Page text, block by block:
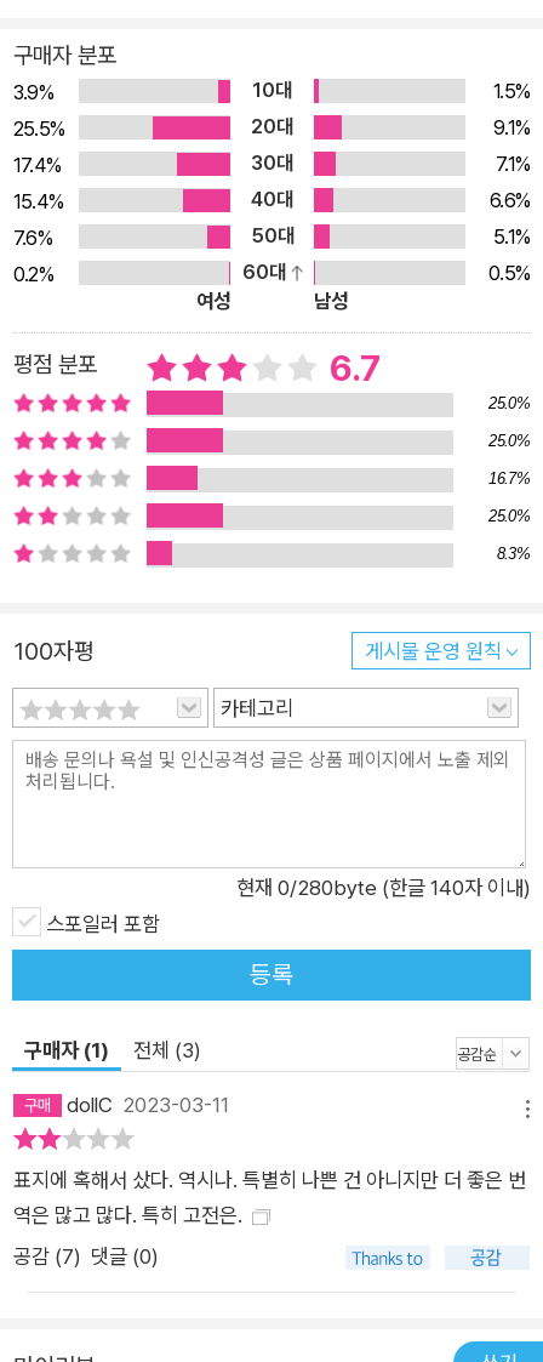
백작으로 대변되는 과거, 미신, 이교도, 초자연적인 존재를 현대
이자 과학, 기독교, 실재적인 이성을 대변하는 아브라함 반 헬싱
박사 일행이 물리친다는 내용이다. 결국 과학이 급진적으로 발전
했지만 여전히 과학으로 설명되지 않는 존재에 대한 두려움, 그리
고 외세의 침략에 대한 빅토리아 시대의 불안감을 반영한 것이자
서구의 기독교관과 과학이 우월하다는 당대인의 믿음이 반영된
것이라 볼 수 있다. 또 하나 이 소설에서 눈여겨볼 점은 빅토리아
시대의 여성관과 성(性)이다. 빅토리아 시대에 이상적으로 생각
하던 여성상은 소설 속에서 묘사되듯 ‘순수하고 사랑스러운 처녀’
루시와 ‘순종적인 아내이자 자애로운 어머니’ 미나로 나타나며,
여성의 성적인 욕망은 겉으로 드러내서는 안 되는 것이었다. 드라
큘라 백작의 ‘뱀파이어 세례’를 받은 순수하고 사랑스러운 루시가
‘관능적이고 유혹적인’ 모습을 드러내자 주위 남자들이 극심한 혐
오감에 떠는 모습에서 그 사실을 알 수 있다. 처음 조너선 하커가
드라큘라 성에 머물 당시, 세 여자 뱀파이어 역시 관능적인 미모
하고 그들을 지상에서 없애겠다는 숭고한 목적의식이 투철한 아
브라함 반 헬싱 박사마저 세 여자 뱀파이어를 없애려는 순간 자신
도 모르게 매혹되기도 한다. 즉, 이 책에서 드라큘라 백작, 뱀파이
어가 의미하는 또 하나는 빅토리아 시대 영국인의 억압되고 금지
된 성적 욕망과 충동이다. 매력적인 뱀파이어와 그를 뒤쫓는 뱀파
1899년 오리지널 초판본 표지디자인 《드라큘라》로 만나보자.
구매자 분포
3.9% 10대
1.5%
25.5%
20대
9.1%
17.4%
30대
7.1%
15.4%
40대
6.6%
7.6%
50대
5.1%
0.2%
60대
0.5%
여성
남성
평점 분포 6.7
25.0%
25.0%
16.7%
25.0%
8.3%
100자평 게시물 운영 원칙
카테고리
현재 0/280byte (한글 140자 이내)
스포일러 포함
등록
구매자 (1) 전체 (3)
dollC 2023-03-11
표지에 혹해서 샀다. 역시나. 특별히 나쁜 건 아니지만 더 좋은 번
역은 많고 많다. 특히 고전은.
공감 (7) 댓글 (0)